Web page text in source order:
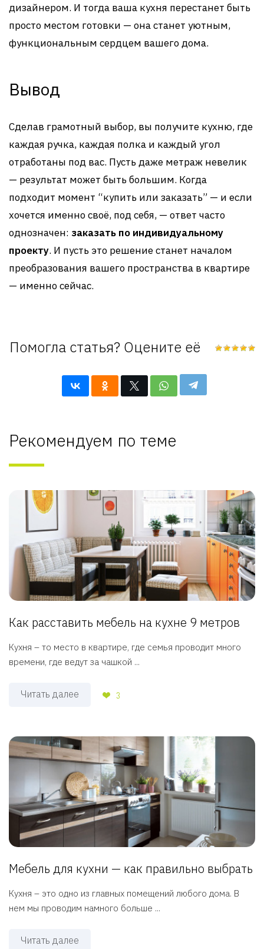
дизайнером. И тогда ваша кухня перестанет быть
просто местом готовки — она станет уютным,
функциональным сердцем вашего дома.
Вывод
Сделав грамотный выбор, вы получите кухню, где
каждая ручка, каждая полка и каждый угол
отработаны под вас. Пусть даже метраж невелик
— результат может быть большим. Когда
подходит момент “купить или заказать” — и если
хочется именно своё, под себя, — ответ часто
однозначен: заказать по индивидуальному
проекту. И пусть это решение станет началом
преобразования вашего пространства в квартире
— именно сейчас.
Помогла статья? Оцените её
Рекомендуем по теме
Как расставить мебель на кухне 9 метров
Кухня – то место в квартире, где семья проводит много
времени, где ведут за чашкой ...
Читать далее 3
Мебель для кухни — как правильно выбрать
Кухня – это одно из главных помещений любого дома. В
нем мы проводим намного больше ...
Читать далее